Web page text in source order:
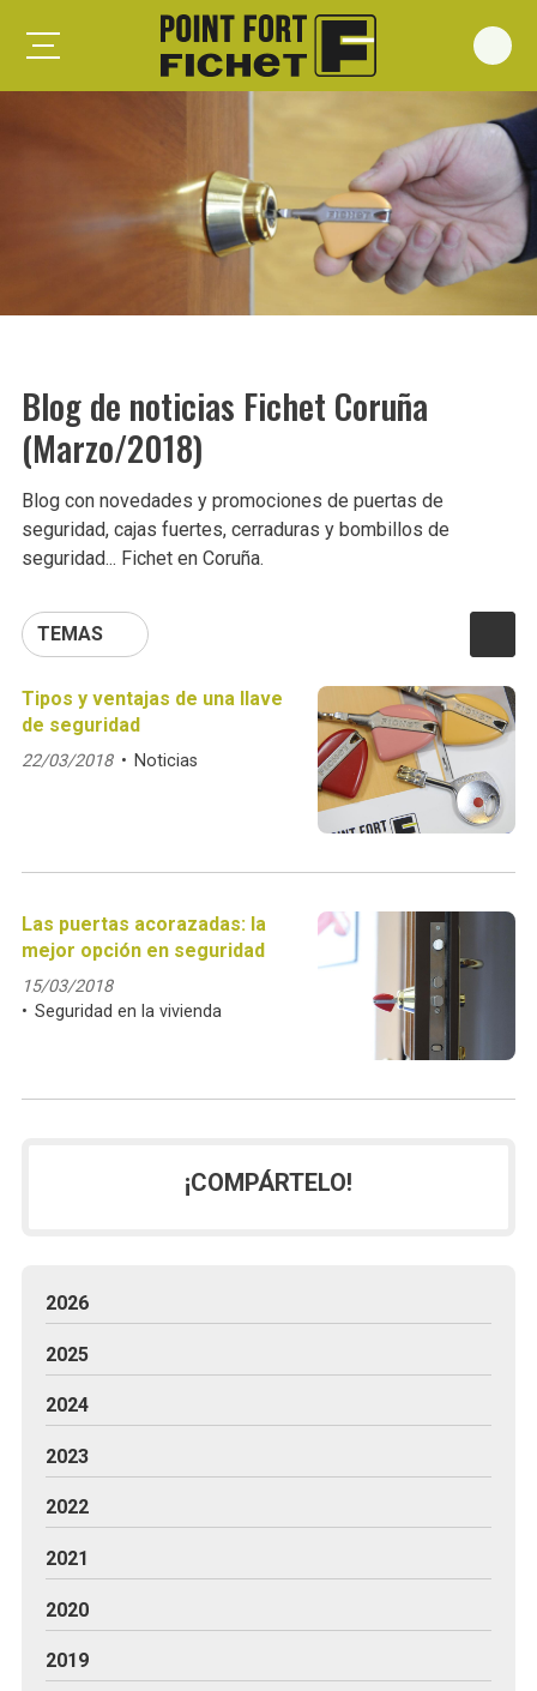
Foxeo HiS
Forges G375
Spheris Xp
Forstyl
Duo G071
Puertas trastero
Blog de noticias Fichet Coruña
(Marzo/2018)
Blog con novedades y promociones de puertas de
seguridad, cajas fuertes, cerraduras y bombillos de
seguridad... Fichet en Coruña.
TEMAS
Tipos y ventajas de una llave
de seguridad
22/03/2018 Noticias
Las puertas acorazadas: la
mejor opción en seguridad
15/03/2018
Seguridad en la vivienda
¡COMPÁRTELO!
2026
2025
2024
2023
2022
2021
2020
2019